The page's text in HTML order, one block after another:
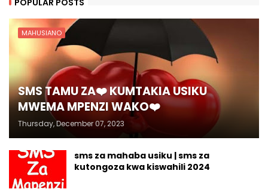
MAHUSIANO
SMS TAMU ZA❤️ KUMTAKIA USIKU
MWEMA MPENZI WAKO❤️
Thursday, December 07, 2023
sms za mahaba usiku | sms za
kutongoza kwa kiswahili 2024